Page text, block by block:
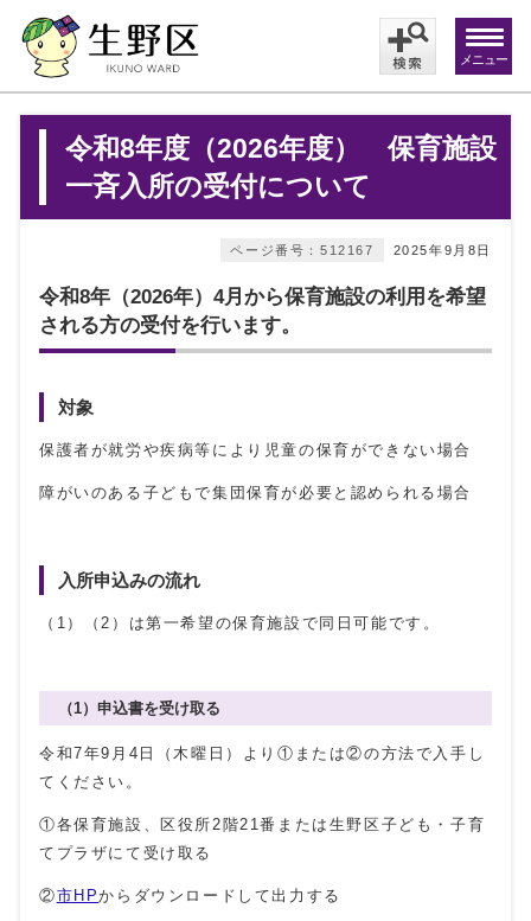
メニュー
令和8年度（2026年度） 保育施設
一斉入所の受付について
2025年9月8日
ページ番号：512167
令和8年（2026年）4月から保育施設の利用を希望
される方の受付を行います。
対象
保護者が就労や疾病等により児童の保育ができない場合
障がいのある子どもで集団保育が必要と認められる場合
入所申込みの流れ
（1）（2）は第一希望の保育施設で同日可能です。
（1）申込書を受け取る
令和7年9月4日（木曜日）より①または②の方法で入手し
てください。
①各保育施設、区役所2階21番または生野区子ども・子育
てプラザにて受け取る
②市HPからダウンロードして出力する